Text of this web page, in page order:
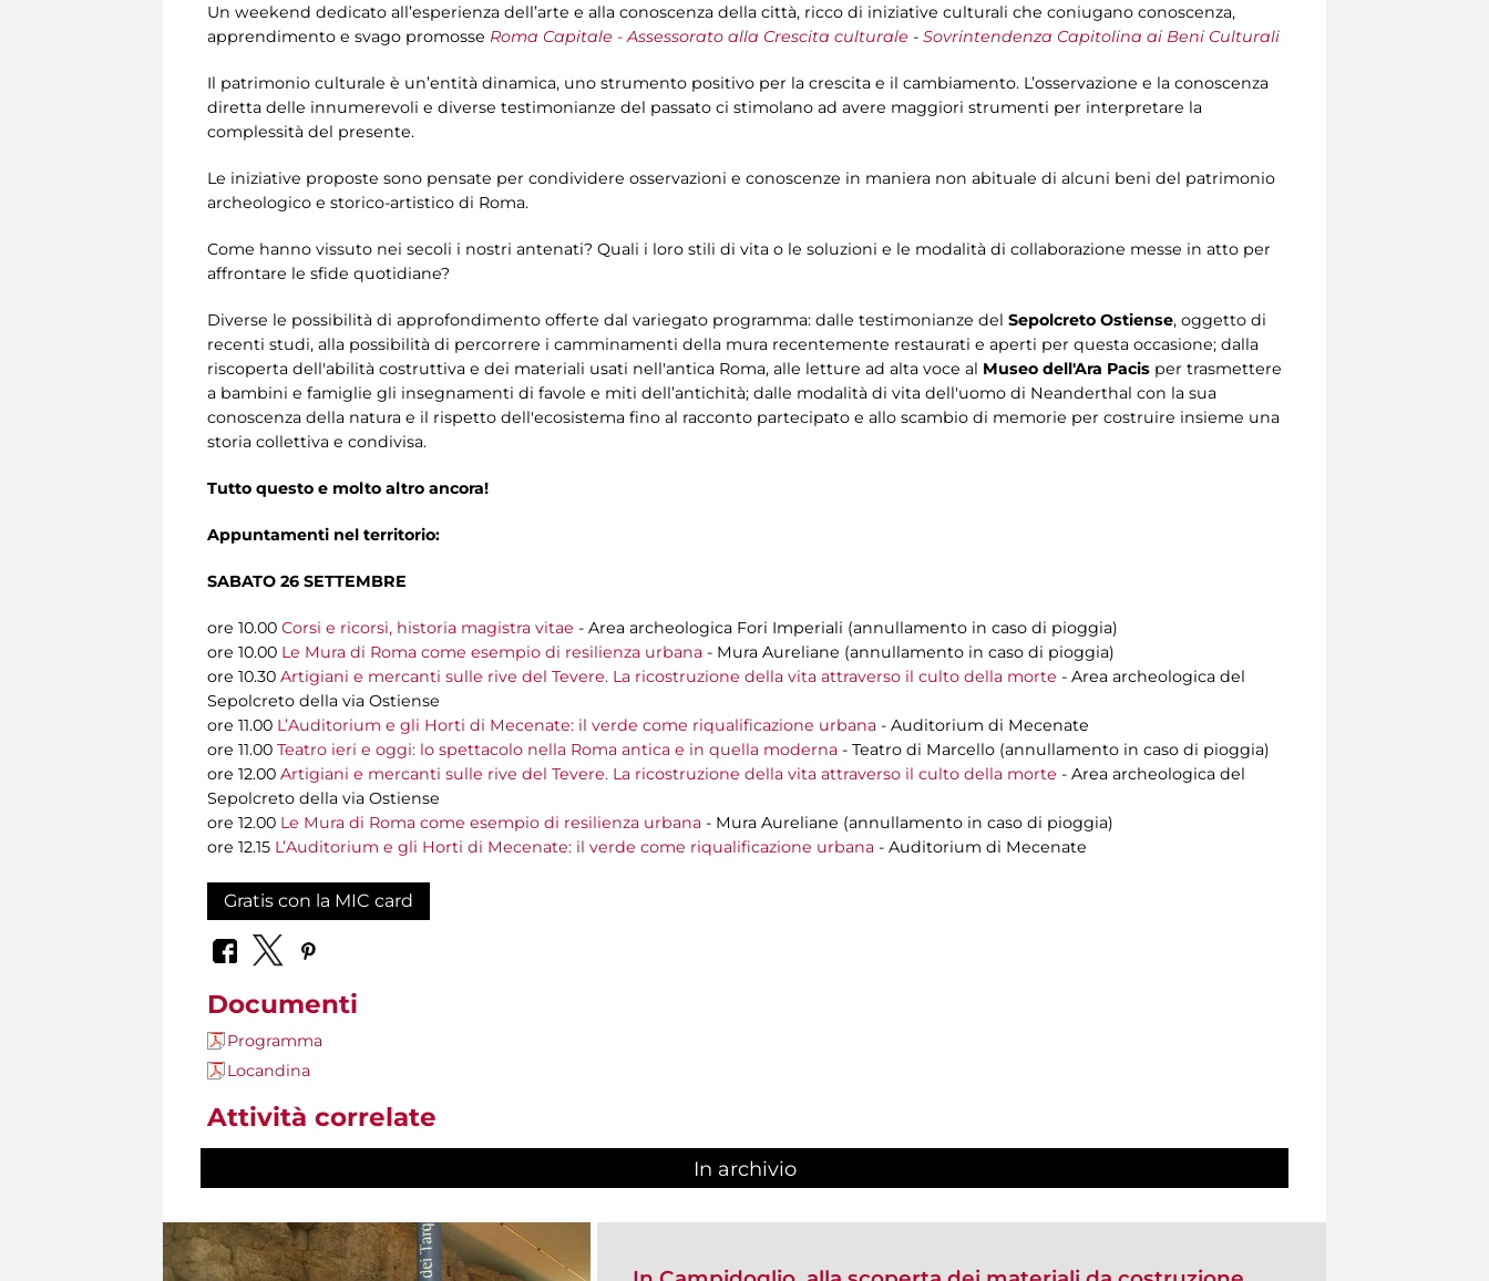
Un weekend dedicato all’esperienza dell’arte e alla conoscenza della città, ricco di iniziative culturali che coniugano conoscenza,
apprendimento e svago promosse Roma Capitale - Assessorato alla Crescita culturale - Sovrintendenza Capitolina ai Beni Culturali
Il patrimonio culturale è un’entità dinamica, uno strumento positivo per la crescita e il cambiamento. L’osservazione e la conoscenza
diretta delle innumerevoli e diverse testimonianze del passato ci stimolano ad avere maggiori strumenti per interpretare la
complessità del presente.
Le iniziative proposte sono pensate per condividere osservazioni e conoscenze in maniera non abituale di alcuni beni del patrimonio
archeologico e storico-artistico di Roma.
Come hanno vissuto nei secoli i nostri antenati? Quali i loro stili di vita o le soluzioni e le modalità di collaborazione messe in atto per
affrontare le sfide quotidiane?
Diverse le possibilità di approfondimento offerte dal variegato programma: dalle testimonianze del Sepolcreto Ostiense, oggetto di
recenti studi, alla possibilità di percorrere i camminamenti della mura recentemente restaurati e aperti per questa occasione; dalla
riscoperta dell'abilità costruttiva e dei materiali usati nell'antica Roma, alle letture ad alta voce al Museo dell'Ara Pacis per trasmettere
a bambini e famiglie gli insegnamenti di favole e miti dell’antichità; dalle modalità di vita dell'uomo di Neanderthal con la sua
conoscenza della natura e il rispetto dell'ecosistema fino al racconto partecipato e allo scambio di memorie per costruire insieme una
storia collettiva e condivisa.
Tutto questo e molto altro ancora!
Appuntamenti nel territorio:
SABATO 26 SETTEMBRE
ore 10.00 Corsi e ricorsi, historia magistra vitae - Area archeologica Fori Imperiali (annullamento in caso di pioggia)
ore 10.00 Le Mura di Roma come esempio di resilienza urbana - Mura Aureliane (annullamento in caso di pioggia)
ore 10.30 Artigiani e mercanti sulle rive del Tevere. La ricostruzione della vita attraverso il culto della morte - Area archeologica del
Sepolcreto della via Ostiense
ore 11.00 L’Auditorium e gli Horti di Mecenate: il verde come riqualificazione urbana - Auditorium di Mecenate
ore 11.00 Teatro ieri e oggi: lo spettacolo nella Roma antica e in quella moderna - Teatro di Marcello (annullamento in caso di pioggia)
ore 12.00 Artigiani e mercanti sulle rive del Tevere. La ricostruzione della vita attraverso il culto della morte - Area archeologica del
Sepolcreto della via Ostiense
ore 12.00 Le Mura di Roma come esempio di resilienza urbana - Mura Aureliane (annullamento in caso di pioggia)
ore 12.15 L’Auditorium e gli Horti di Mecenate: il verde come riqualificazione urbana - Auditorium di Mecenate
Gratis con la MIC card
Documenti
Programma
Locandina
Attività correlate
In archivio